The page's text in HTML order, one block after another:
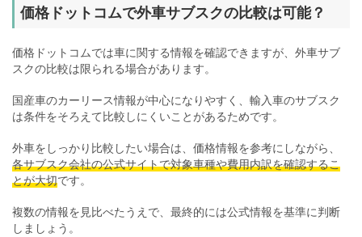
価格ドットコムで外車サブスクの比較は可能？
価格ドットコムでは車に関する情報を確認できますが、外車サブ
スクの比較は限られる場合があります。
国産車のカーリース情報が中心になりやすく、輸入車のサブスク
は条件をそろえて比較しにくいことがあるためです。
外車をしっかり比較したい場合は、価格情報を参考にしながら、
各サブスク会社の公式サイトで対象車種や費用内訳を確認するこ
とが大切です。
複数の情報を見比べたうえで、最終的には公式情報を基準に判断
しましょう。